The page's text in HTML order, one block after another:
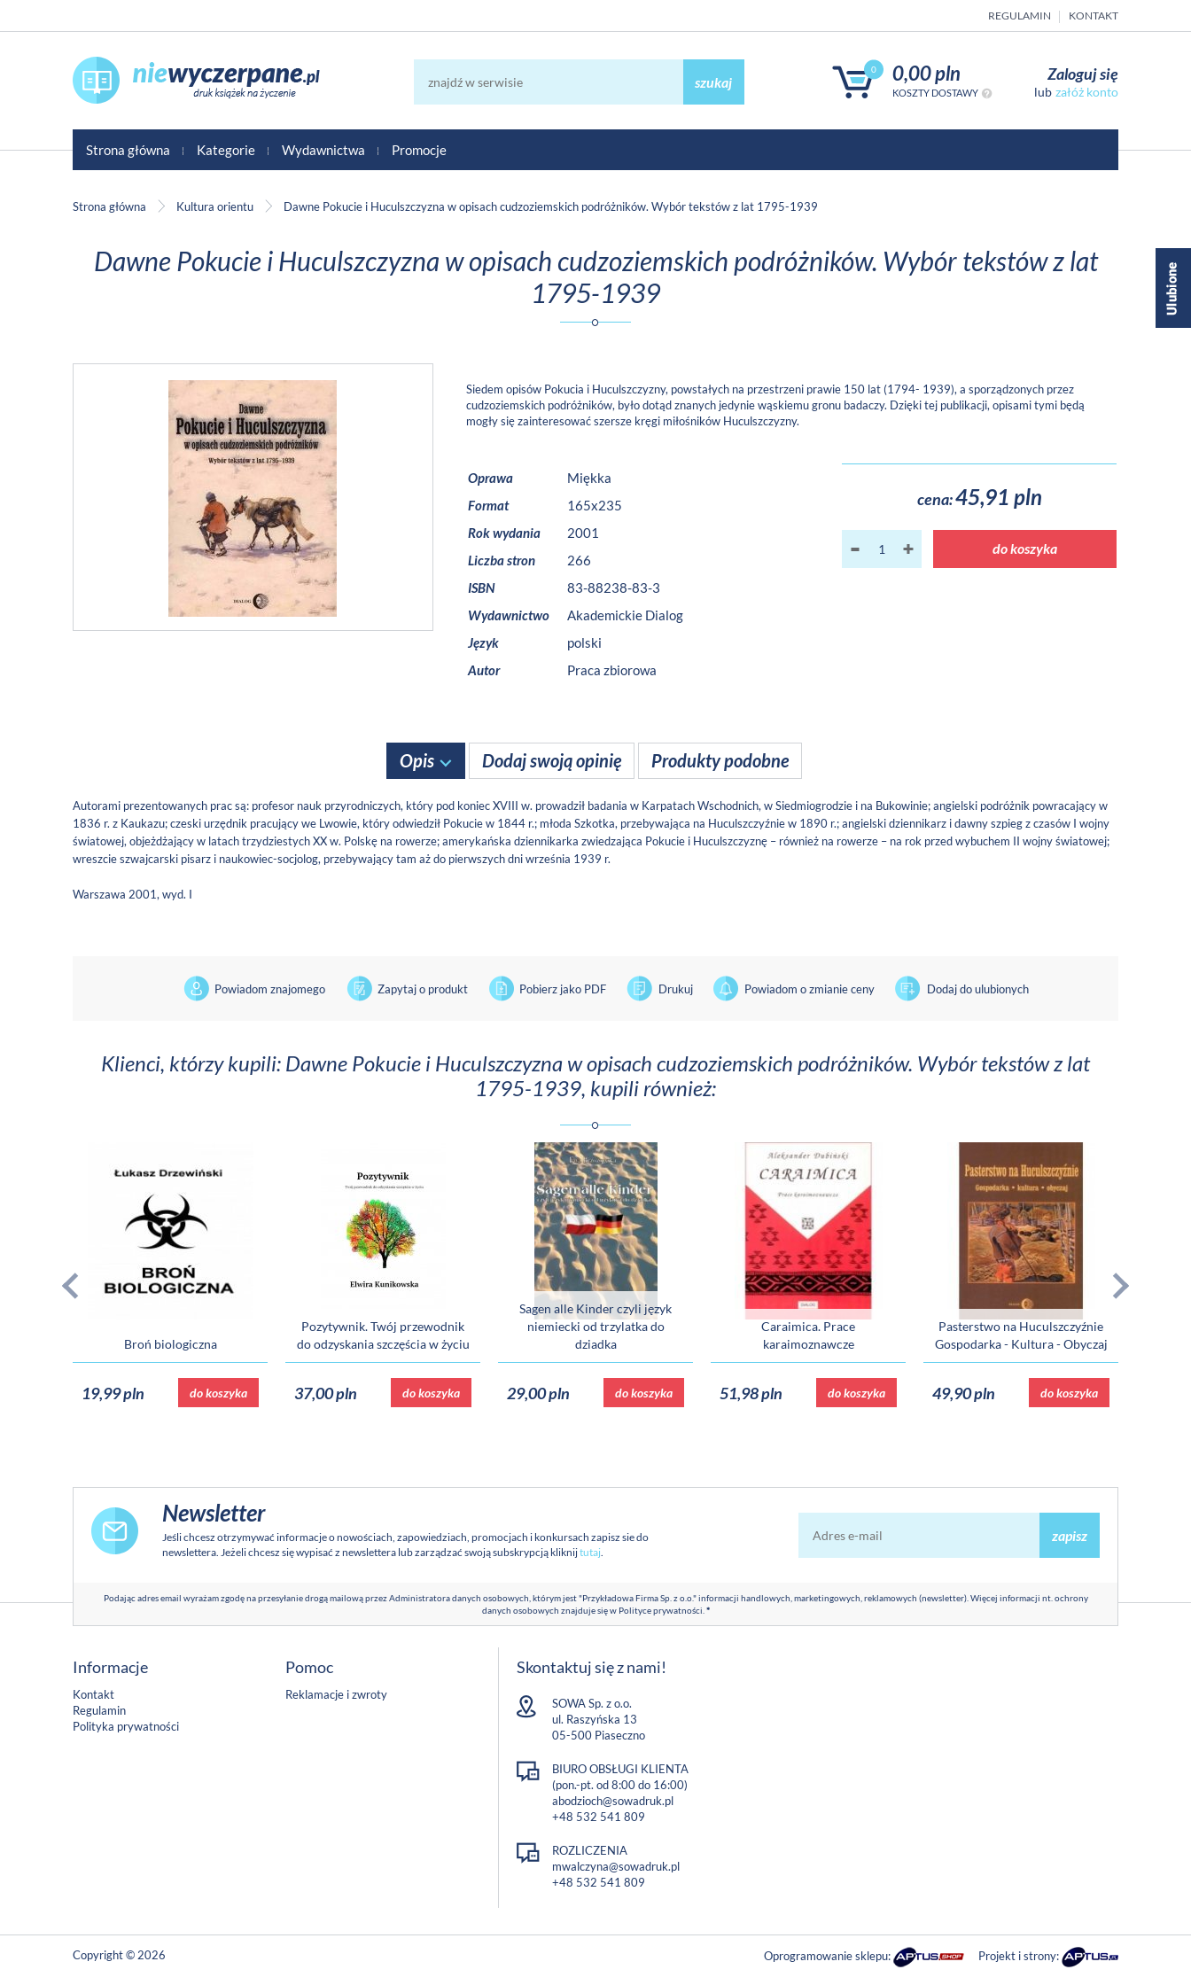
REGULAMIN KONTAKT
0 0,00 pln
KOSZTY DOSTAWY
szukaj Zaloguj się
załóż konto
Strona główna Kategorie Wydawnictwa Promocje
Strona główna Kultura orientu Dawne Pokucie i Huculszczyzna w opisach cudzoziemskich podróżników. Wybór tekstów z lat 1795-1939
Dawne Pokucie i Huculszczyzna w opisach cudzoziemskich podróżników. Wybór tekstów z lat
1795-1939
Siedem opisów Pokucia i Huculszczyzny, powstałych na przestrzeni prawie 150 lat (1794- 1939), a sporządzonych przez
cudzoziemskich podróżników, było dotąd znanych jedynie wąskiemu gronu badaczy. Dzięki tej publikacji, opisami tymi będą
mogły się zainteresować szersze kręgi miłośników Huculszczyzny.
Oprawa
Miękka
Format
165x235
Rok wydania
2001
Liczba stron
266
ISBN
83-88238-83-3
Wydawnictwo
Akademickie Dialog
Język
polski
Autor
Praca zbiorowa
cena:45,91 pln
do koszyka
Opis Dodaj swoją opinię Produkty podobne
Autorami prezentowanych prac są: profesor nauk przyrodniczych, który pod koniec XVIII w. prowadził badania w Karpatach Wschodnich, w Siedmiogrodzie i na Bukowinie; angielski podróżnik powracający w
1836 r. z Kaukazu; czeski urzędnik pracujący we Lwowie, który odwiedził Pokucie w 1844 r.; młoda Szkotka, przebywająca na Huculszczyźnie w 1890 r.; angielski dziennikarz i dawny szpieg z czasów I wojny
światowej, objeżdżający w latach trzydziestych XX w. Polskę na rowerze; amerykańska dziennikarka zwiedzająca Pokucie i Huculszczyznę – również na rowerze – na rok przed wybuchem II wojny światowej;
wreszcie szwajcarski pisarz i naukowiec-socjolog, przebywający tam aż do pierwszych dni września 1939 r.
Warszawa 2001, wyd. I
Powiadom znajomego Zapytaj o produkt Pobierz jako PDF Drukuj Powiadom o zmianie ceny Dodaj do ulubionych
Klienci, którzy kupili: Dawne Pokucie i Huculszczyzna w opisach cudzoziemskich podróżników. Wybór tekstów z lat
1795-1939, kupili również:
Broń biologiczna
19,99 pln do koszyka
Pozytywnik. Twój przewodnik
do odzyskania szczęścia w życiu
37,00 pln do koszyka
Sagen alle Kinder czyli język
niemiecki od trzylatka do
dziadka
29,00 pln do koszyka
Caraimica. Prace
karaimoznawcze
51,98 pln do koszyka
Pasterstwo na Huculszczyźnie
Gospodarka - Kultura - Obyczaj
49,90 pln do koszyka
Newsletter
Jeśli chcesz otrzymywać informacje o nowościach, zapowiedziach, promocjach i konkursach zapisz sie do
newslettera. Jeżeli chcesz się wypisać z newslettera lub zarządzać swoją subskrypcją kliknijtutaj.
zapisz
Podając adres email wyrażam zgodę na przesyłanie drogą mailową przez Administratora danych osobowych, którym jest "Przykładowa Firma Sp. z o.o." informacji handlowych, marketingowych, reklamowych (newsletter). Więcej informacji nt. ochrony
danych osobowych znajduje się w Polityce prywatności *
Informacje
Kontakt
Regulamin
Polityka prywatności
Pomoc
Reklamacje i zwroty
Skontaktuj się z nami!
SOWA Sp. z o.o.
ul. Raszyńska 13
05-500 Piaseczno
BIURO OBSŁUGI KLIENTA
(pon.-pt. od 8:00 do 16:00)
abodzioch@sowadruk.pl
+48 532 541 809
ROZLICZENIA
mwalczyna@sowadruk.pl
+48 532 541 809
Copyright © 2026 Oprogramowanie sklepu: Projekt i strony: